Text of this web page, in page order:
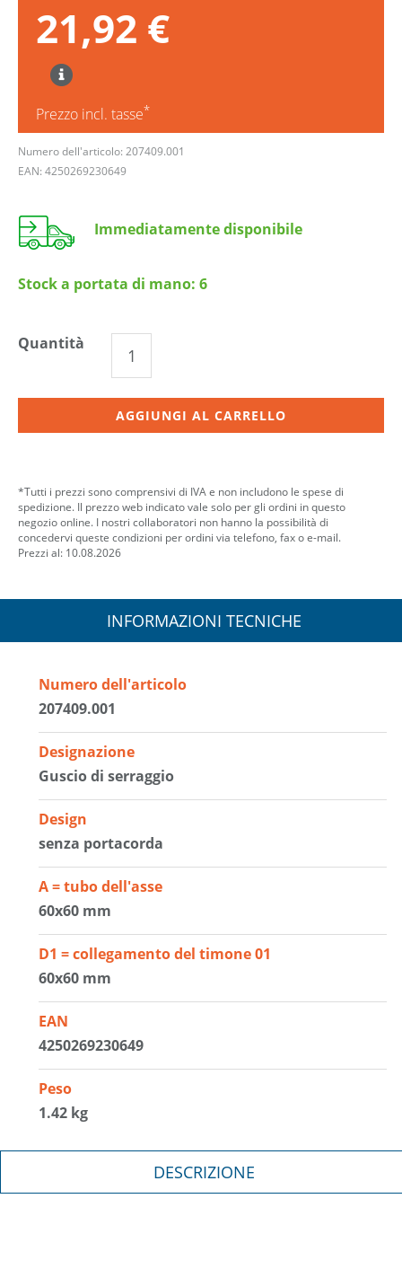
21,92 €
Prezzo incl. tasse*
Numero dell'articolo: 207409.001
EAN: 4250269230649
Immediatamente disponibile
Stock a portata di mano: 6
Quantità
AGGIUNGI AL CARRELLO
*Tutti i prezzi sono comprensivi di IVA e non includono le spese di
spedizione. Il prezzo web indicato vale solo per gli ordini in questo
negozio online. I nostri collaboratori non hanno la possibilità di
concedervi queste condizioni per ordini via telefono, fax o e-mail.
Prezzi al: 10.08.2026
INFORMAZIONI TECNICHE
Numero dell'articolo
207409.001
Designazione
Guscio di serraggio
Design
senza portacorda
A = tubo dell'asse
60x60 mm
D1 = collegamento del timone 01
60x60 mm
EAN
4250269230649
Peso
1.42 kg
DESCRIZIONE